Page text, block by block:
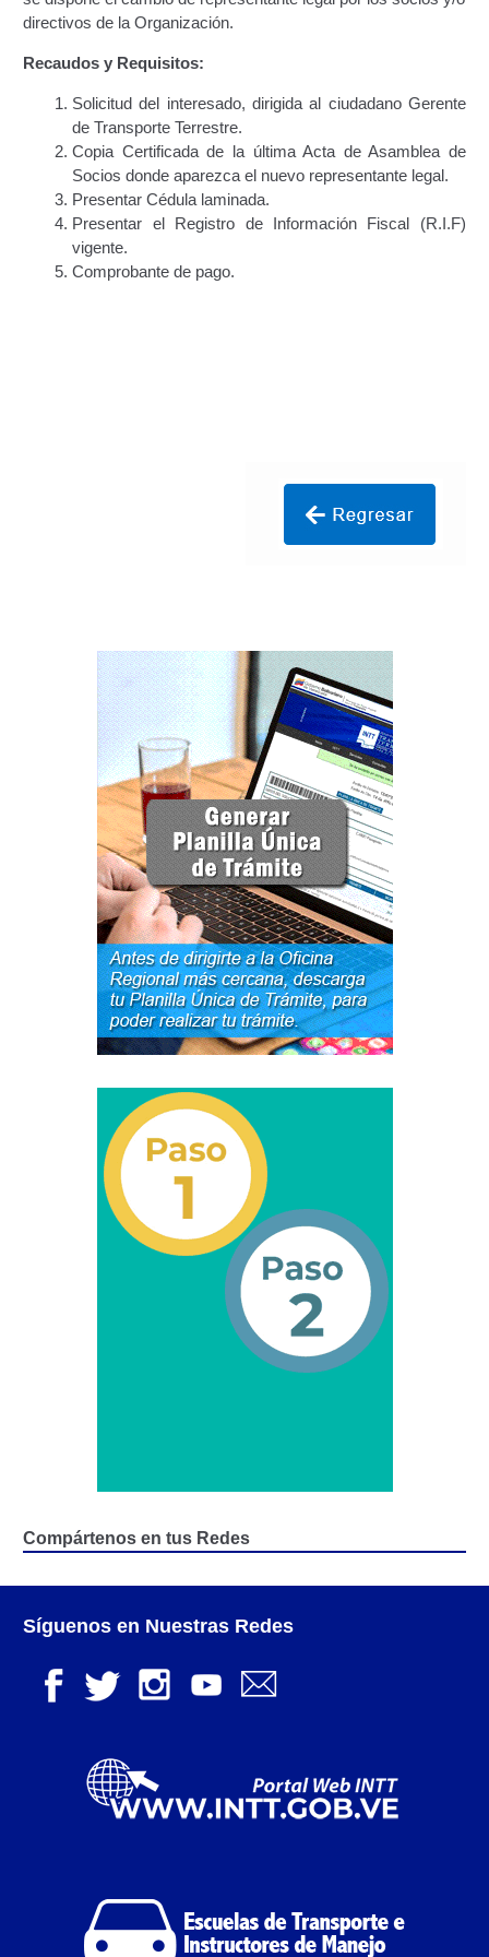
Certificación de Datos para Efectos Consulares con
Apostilla Electrónica
Emisión de Nuevo Certificado de Registro de
Vehículo (Duplicado) Automatizado
Renovación de Licencia para Conducir (Servicio
Automatizado)
Autorización para la circulación de Vehículo Sobre
Vehículo – Servicio Frecuente
Certificación Provisional de Prestación del Servicio de
Transporte Público de Personas Modalidad Periférico
Educación Vial
Escuelas del Transporte e Instructores de Manejo
Estacionamientos registrados ante el INTT
Estructura Organizativa del INTT
Homologación
Autorización de Circulación Para Unidades Que
Transportan Mercancía De Alto Riesgo.
Constancia De Cumplimiento Sobre Homologación
Constancia de cumplimiento sobre la composición
y ubicación Número de Identificación vehicular (NIV).
Homologación de Prototipo Vehicular.
Homologación Vehícular Por Reformas de
Importancia o Cambio de Características (Aplica para
Vehículos de Carga, Transporte de Personas y Gruas).
Registro de Empresas Fabricantes, Ensambladoras,
Carroceras, Importadoras, Distribuidoras y Talleres
Junta Directiva Old
Licencia para Conducir
Apostilla Electrónica
Grado (4°).
Registro Original de Licencia para Conducir Quinto
Segundo Grado (2°) – (Mayores de 18 años).
directivos de la Organización.
Recaudos y Requisitos:
Solicitud del interesado, dirigida al ciudadano Gerente
de Transporte Terrestre.
Copia Certificada de la última Acta de Asamblea de
Socios donde aparezca el nuevo representante legal.
Presentar Cédula laminada.
Presentar el Registro de Información Fiscal (R.I.F)
vigente.
Comprobante de pago.
Compártenos en tus Redes
Síguenos en Nuestras Redes